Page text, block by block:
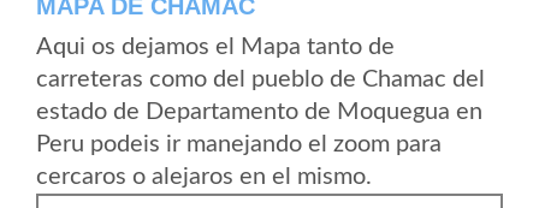
MAPA DE CHAMAC
Aqui os dejamos el Mapa tanto de
carreteras como del pueblo de Chamac del
estado de Departamento de Moquegua en
Peru podeis ir manejando el zoom para
cercaros o alejaros en el mismo.